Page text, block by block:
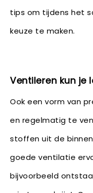
tips om tijdens het
keuze te maken.
Ventileren kun je
Ook een vorm van
en regelmatig te
stoffen uit de
goede ventilatie
bijvoorbeeld